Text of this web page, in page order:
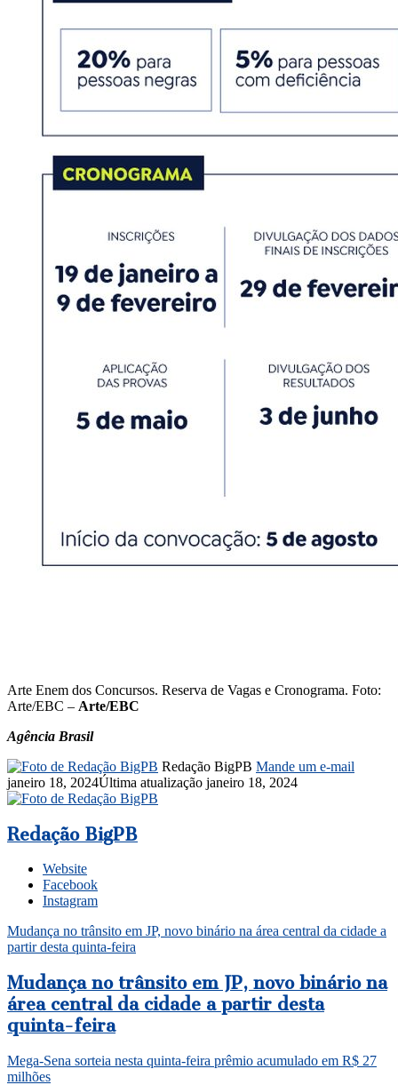
Arte Enem dos Concursos. Reserva de Vagas e Cronograma. Foto:
Arte/EBC – Arte/EBC
Agência Brasil
Redação BigPB Mande um e-mail
janeiro 18, 2024Última atualização janeiro 18, 2024
Redação BigPB
Website
Facebook
Instagram
Mudança no trânsito em JP, novo binário na área central da cidade a
partir desta quinta-feira
Mudança no trânsito em JP, novo binário na
área central da cidade a partir desta
quinta-feira
Mega-Sena sorteia nesta quinta-feira prêmio acumulado em R$ 27
milhões